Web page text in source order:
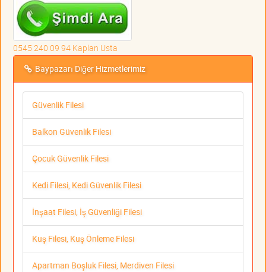
0545 240 09 94 Kaplan Usta
Baypazarı Diğer Hizmetlerimiz
Güvenlik Filesi
Balkon Güvenlik Filesi
Çocuk Güvenlik Filesi
Kedi Filesi, Kedi Güvenlik Filesi
İnşaat Filesi, İş Güvenliği Filesi
Kuş Filesi, Kuş Önleme Filesi
Apartman Boşluk Filesi, Merdiven Filesi